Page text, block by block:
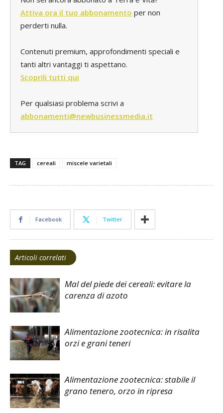
Attiva ora il tuo abbonamento per non
perderti nulla.
Contenuti premium, approfondimenti speciali e
tanti altri vantaggi ti aspettano.
Scoprili tutti qui
Per qualsiasi problema scrivi a
abbonamenti@newbusinessmedia.it
TAG cereali miscele varietali
Facebook Twitter
Articoli correlati
Mal del piede dei cereali: evitare la
carenza di azoto
Alimentazione zootecnica: in risalita
orzi e grani teneri
Alimentazione zootecnica: stabile il
grano tenero, orzo in ripresa